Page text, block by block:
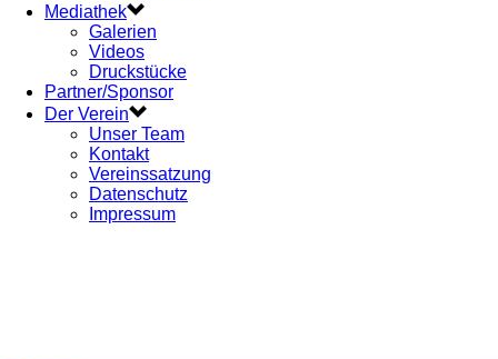
Mediathek
Galerien
Videos
Druckstücke
Partner/Sponsor
Der Verein
Unser Team
Kontakt
Vereinssatzung
Datenschutz
Impressum